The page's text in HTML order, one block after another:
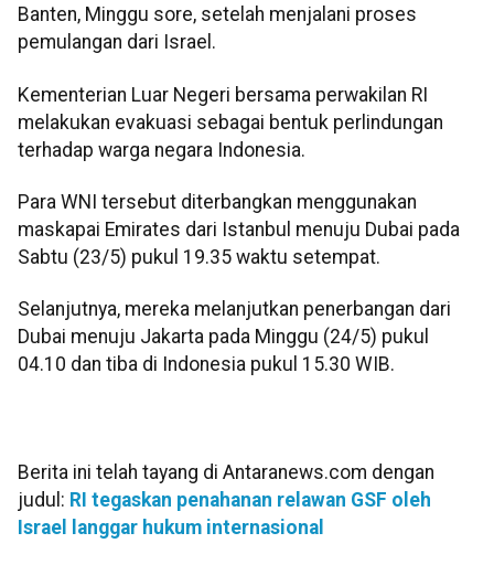
Banten, Minggu sore, setelah menjalani proses
pemulangan dari Israel.
Kementerian Luar Negeri bersama perwakilan RI
melakukan evakuasi sebagai bentuk perlindungan
terhadap warga negara Indonesia.
Para WNI tersebut diterbangkan menggunakan
maskapai Emirates dari Istanbul menuju Dubai pada
Sabtu (23/5) pukul 19.35 waktu setempat.
Selanjutnya, mereka melanjutkan penerbangan dari
Dubai menuju Jakarta pada Minggu (24/5) pukul
04.10 dan tiba di Indonesia pukul 15.30 WIB.
Berita ini telah tayang di Antaranews.com dengan
judul: RI tegaskan penahanan relawan GSF oleh
Israel langgar hukum internasional